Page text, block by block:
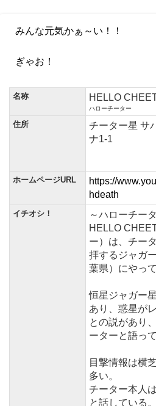
みんな元気かぁ～い！！
ぎゃお！
名称 HELLO
ハローチーター
住所
チーター星 サ
ナ1-1
ホームページURL
https://
hdeath
イチオシ！
～ハローチー
HELLO
ー）は、チー
拝するジャガ
葉県）にやっ
恒星ジャガー
あり、惑星が
との説があり
ーターと語って
目撃情報は横
多い。
チーター本人
と話している。